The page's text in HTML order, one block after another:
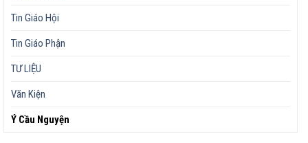
Tin Giáo Hội
Tin Giáo Phận
TƯ LIỆU
Văn Kiện
Ý Cầu Nguyện